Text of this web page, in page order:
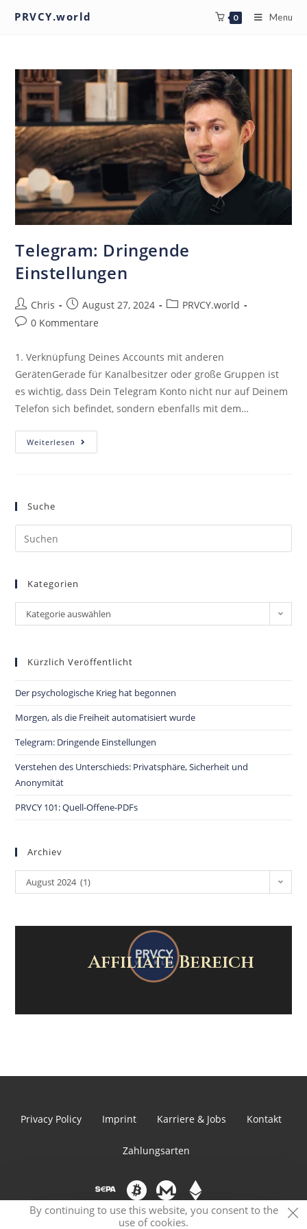
PRVCY.world 0 Menu
Telegram: Dringende
Einstellungen
Chris August 27, 2024
PRVCY.world
0 Kommentare
1. Verknüpfung Deines Accounts mit anderen
GerätenGerade für Kanalbesitzer oder große Gruppen ist
es wichtig, dass Dein Telegram Konto nicht nur auf Deinem
Telefon sich befindet, sondern ebenfalls mit dem…
Weiterlesen
Suche
Kategorien
Kategorie auswählen
Kürzlich Veröffentlicht
Der psychologische Krieg hat begonnen
Morgen, als die Freiheit automatisiert wurde
Telegram: Dringende Einstellungen
Verstehen des Unterschieds: Privatsphäre, Sicherheit und
Anonymität
PRVCY 101: Quell-Offene-PDFs
Archiev
August 2024 (1)
Affiliate Bereich
Privacy Policy Imprint Karriere & Jobs Kontakt
Zahlungsarten
© 2026 PRVCY.world
By continuing to use this website, you consent to the
use of cookies.